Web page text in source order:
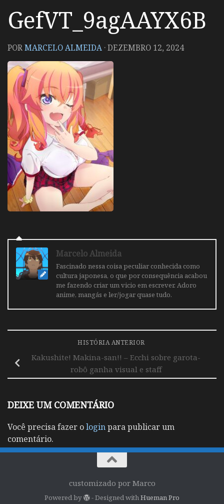
GefVT_9agAAYX6B
PORMARCELO ALMEIDA ·DEZEMBRO 12, 2024
Marcelo Almeida
Fascinado nessa coisa peculiar conhecida como
cultura japonesa, o que por consequência acabou
me fazendo criar um vicio em escrever. Adoro
anime, mangás e ler/jogar quase tudo.
HISTÓRIA ANTERIOR
Kakushite! Makina-san!! – Ecchi sobre garota-
robô ganha visual e staff
DEIXE UM COMENTÁRIO
Você precisa fazer ologinpara publicar um
comentário.
customizado por Marco
Powered by - Designed with Hueman Pro